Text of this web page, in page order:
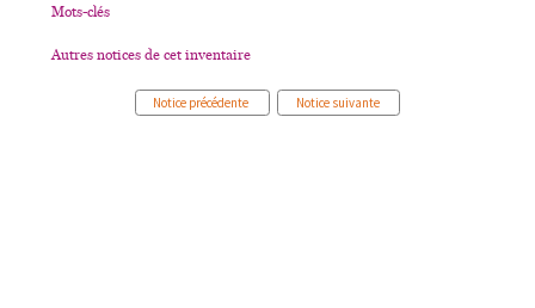
Mots-clés
Autres notices de cet inventaire
Notice précédente Notice suivante